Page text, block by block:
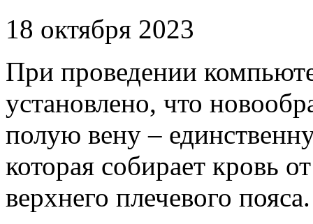
18 октября 2023
При проведении
установлено, что
полую вену –
которая собирает кровь
верхнего плечевого пояса.